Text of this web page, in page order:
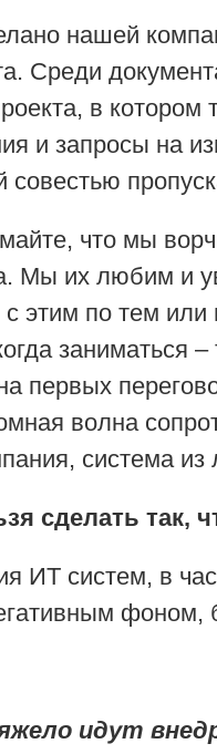
нашей
Среди
в
и запросы на
что мы
Мы их любим и
этим по тем или
первых
волна
система
сделать так,
ИТ систем, в
фоном,
идут